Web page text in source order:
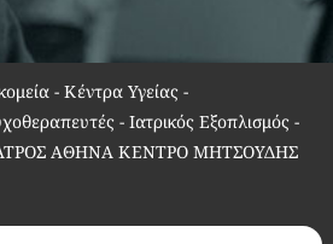
- Κέντρα Υγείας -
- Ιατρικός Εξοπλισμός-
ΑΘΗΝΑ ΚΕΝΤΡΟ ΜΗΤΣΟΥΔΗΣ